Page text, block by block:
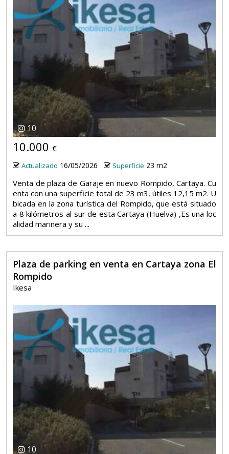
10
10.000 €
Actualizado 16/05/2026 Superficie 23 m2
Venta de plaza de Garaje en nuevo Rompido, Cartaya. Cu
enta con una superficie total de 23 m3, útiles 12,15 m2. U
bicada en la zona turística del Rompido, que está situado
a 8 kilómetros al sur de esta Cartaya (Huelva) ,Es una loc
alidad marinera y su ...
Plaza de parking en venta en Cartaya zona El
Rompido
Ikesa
10